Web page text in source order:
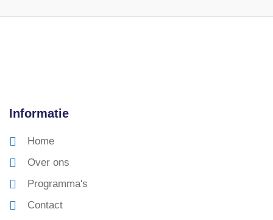
Informatie
Home
Over ons
Programma's
Contact